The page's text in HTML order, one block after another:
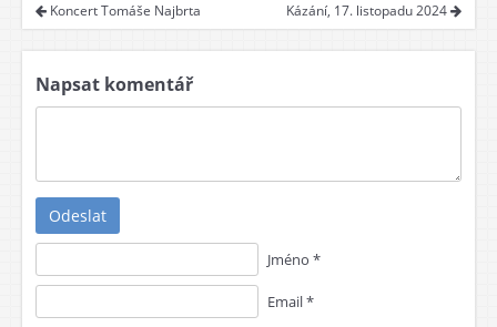
Koncert Tomáše Najbrta Kázání, 17. listopadu 2024
Napsat komentář
Odeslat
Jméno *
Email *